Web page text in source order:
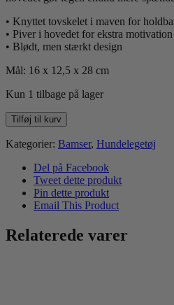
• Knyttet tovskelet i maven for
• Piver i hovedet for ekstra motivation
• Blødt, men stærkt design
Mål: 16 x 12,5 x 28 cm
Kun 1 tilbage på lager
Kong
Knots
Belly
antal
Tilføj til kurv
Kategorier: Bamser, Hundelegetøj
Del på Facebook
Tweet dette produkt
Pin dette produkt
Email This Product
Relaterede varer